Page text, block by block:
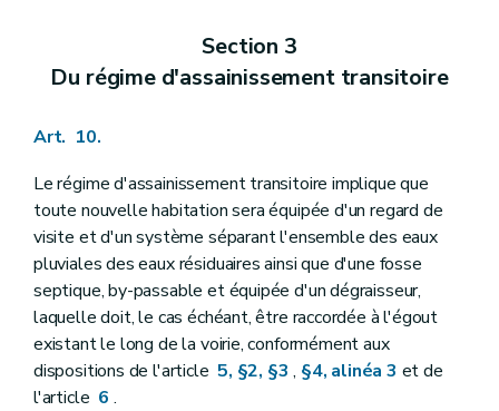
Section 3
Du régime d'assainissement transitoire
Art. 10.
Le régime d'assainissement transitoire implique que
toute nouvelle habitation sera équipée d'un regard de
visite et d'un système séparant l'ensemble des eaux
pluviales des eaux résiduaires ainsi que d'une fosse
septique, by-passable et équipée d'un dégraisseur,
laquelle doit, le cas échéant, être raccordée à l'égout
existant le long de la voirie, conformément aux
dispositions de l'article5, §2, §3 , §4, alinéa 3 et de
l'article 6 .